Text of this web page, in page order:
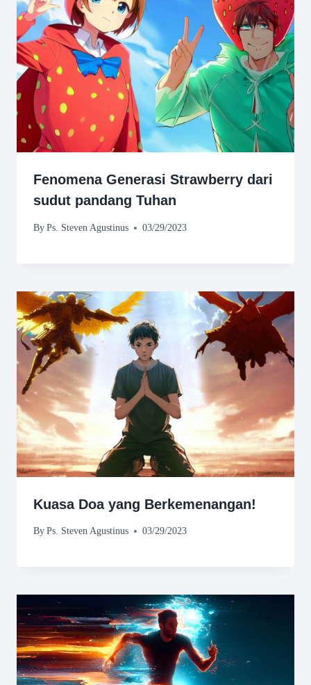
Fenomena Generasi Strawberry dari
sudut pandang Tuhan
By Ps. Steven Agustinus 03/29/2023
Kuasa Doa yang Berkemenangan!
By Ps. Steven Agustinus 03/29/2023